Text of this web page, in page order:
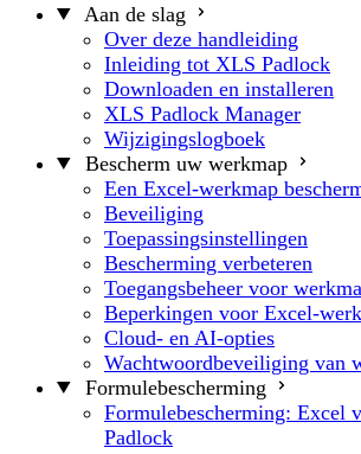
Aan de slag
Over deze handleiding
Inleiding tot XLS Padlock
Downloaden en installeren
XLS Padlock Manager
Wijzigingslogboek
Bescherm uw werkmap
Een Excel-werkmap
Beveiliging
Toepassingsinstellingen
Bescherming verbeteren
Toegangsbeheer voor
Beperkingen voor Excel-
Cloud- en AI-opties
Wachtwoordbeveiliging van
Formulebescherming
Formulebescherming: Excel
Padlock